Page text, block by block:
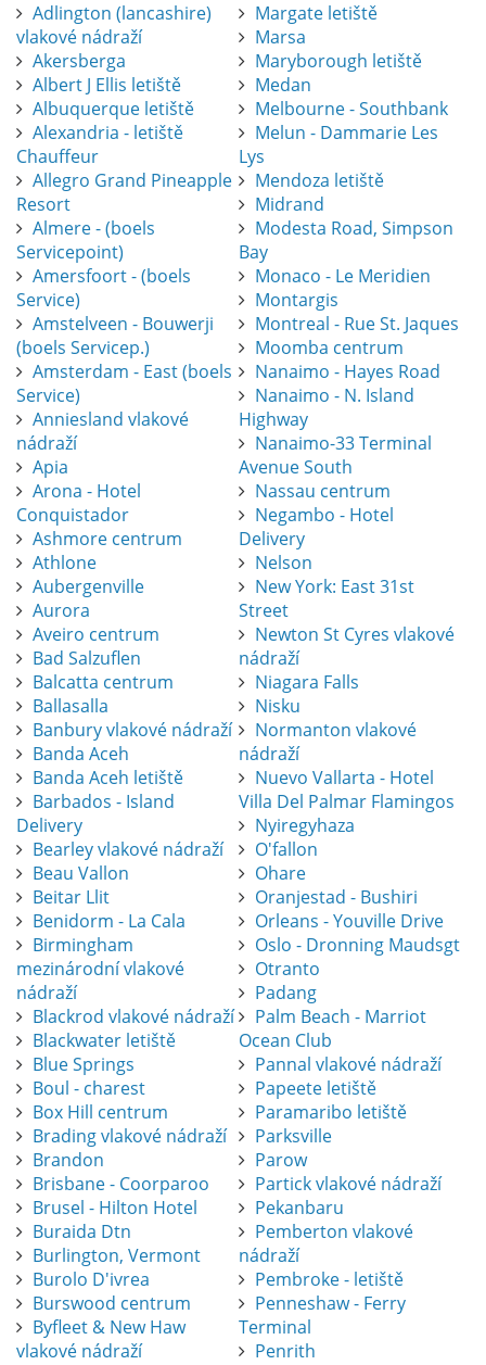
Adlington (lancashire)
vlakové nádraží
Akersberga
Albert J Ellis letiště
Albuquerque letiště
Alexandria - letiště
Chauffeur
Allegro Grand Pineapple
Resort
Almere - (boels
Servicepoint)
Amersfoort - (boels
Service)
Amstelveen - Bouwerji
(boels Servicep.)
Amsterdam - East (boels
Service)
Anniesland vlakové
nádraží
Apia
Arona - Hotel
Conquistador
Ashmore centrum
Athlone
Aubergenville
Aurora
Aveiro centrum
Bad Salzuflen
Balcatta centrum
Ballasalla
Banbury vlakové nádraží
Banda Aceh
Banda Aceh letiště
Barbados - Island
Delivery
Bearley vlakové nádraží
Beau Vallon
Beitar Llit
Benidorm - La Cala
Birmingham
mezinárodní vlakové
nádraží
Blackrod vlakové nádraží
Blackwater letiště
Blue Springs
Boul - charest
Box Hill centrum
Brading vlakové nádraží
Brandon
Brisbane - Coorparoo
Brusel - Hilton Hotel
Buraida Dtn
Burlington, Vermont
Burolo D'ivrea
Burswood centrum
Byfleet & New Haw
vlakové nádraží
Margate letiště
Marsa
Maryborough letiště
Medan
Melbourne - Southbank
Melun - Dammarie Les
Lys
Mendoza letiště
Midrand
Modesta Road, Simpson
Bay
Monaco - Le Meridien
Montargis
Montreal - Rue St. Jaques
Moomba centrum
Nanaimo - Hayes Road
Nanaimo - N. Island
Highway
Nanaimo-33 Terminal
Avenue South
Nassau centrum
Negambo - Hotel
Delivery
Nelson
New York: East 31st
Street
Newton St Cyres vlakové
nádraží
Niagara Falls
Nisku
Normanton vlakové
nádraží
Nuevo Vallarta - Hotel
Villa Del Palmar Flamingos
Nyiregyhaza
O'fallon
Ohare
Oranjestad - Bushiri
Orleans - Youville Drive
Oslo - Dronning Maudsgt
Otranto
Padang
Palm Beach - Marriot
Ocean Club
Pannal vlakové nádraží
Papeete letiště
Paramaribo letiště
Parksville
Parow
Partick vlakové nádraží
Pekanbaru
Pemberton vlakové
nádraží
Pembroke - letiště
Penneshaw - Ferry
Terminal
Penrith